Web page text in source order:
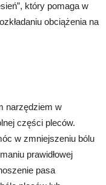
który pomaga w
obciążenia na
narzędziem w
części pleców.
w zmniejszeniu bólu
prawidłowej
pasa